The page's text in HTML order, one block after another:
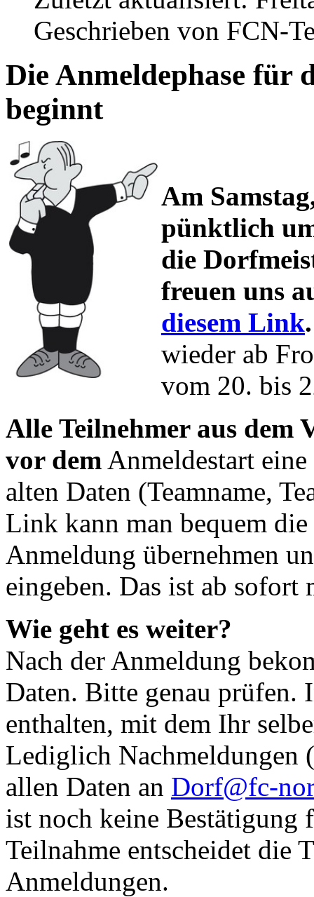
Geschrieben von FCN-
Die Anmeldephase für
beginnt
Am
pünktlich
die
freuen uns
diesem Link
wieder ab
vom 20. bis
Alle Teilnehmer aus dem
vor dem Anmeldestart
alten Daten (Teamname,
Link kann man bequem
Anmeldung übernehmen
eingeben. Das ist ab sofort
Wie geht es weiter?
Nach der Anmeldung
Daten. Bitte genau
enthalten, mit dem Ihr
Lediglich Nachmeldungen
allen Daten an Dorf@fc-
ist noch keine Bestätigung
Teilnahme entscheidet die
Anmeldungen.